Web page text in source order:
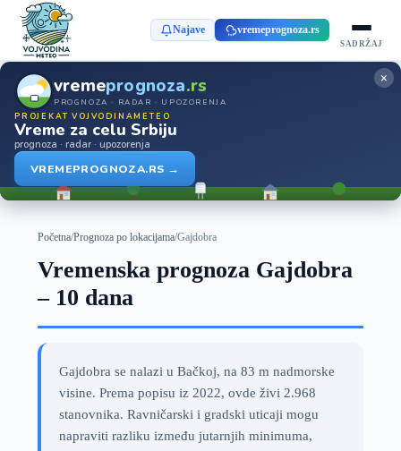
Najave vremeprognoza.rs
SADRŽAJ
vremeprognoza.rs
PROGNOZA · RADAR · UPOZORENJA
PROJEKAT VOJVODINAMETEO
Vreme za celu Srbiju
prognoza · radar · upozorenja
VREMEPROGNOZA.RS →
×
Početna/Prognoza po lokacijama/Gajdobra
Vremenska prognoza Gajdobra
– 10 dana
Gajdobra se nalazi u Bačkoj, na 83 m nadmorske
visine. Prema popisu iz 2022, ovde živi 2.968
stanovnika. Ravničarski i gradski uticaji mogu
napraviti razliku između jutarnjih minimuma,